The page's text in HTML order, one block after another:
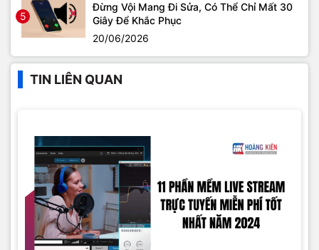
5
Đừng Vội Mang Đi Sửa, Có Thể Chỉ Mất 30
Giây Để Khắc Phục
20/06/2026
TIN LIÊN QUAN